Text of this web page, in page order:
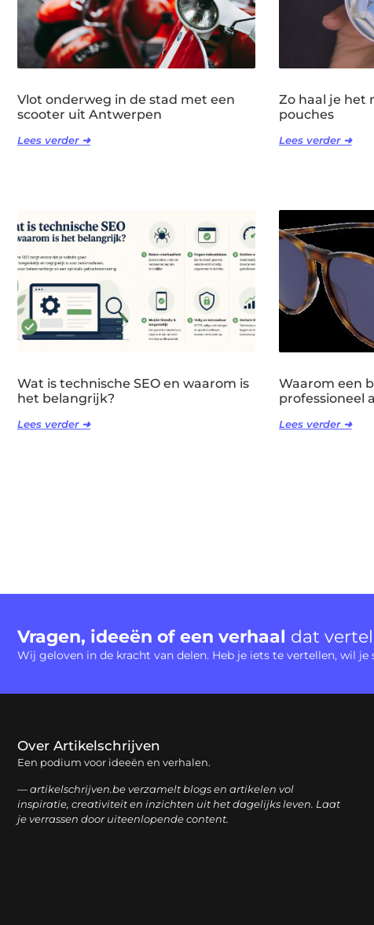
Vlot onderweg in de stad met een
scooter uit Antwerpen
Lees verder ➜
Zo haal je het
pouches
Lees verder ➜
Wat is technische SEO en waarom is
het belangrijk?
Lees verder ➜
Waarom een
professioneel
Lees verder ➜
Vragen, ideeën of een verhaal dat
Wij geloven in de kracht van delen. Heb je iets te vertellen, wil
Over Artikelschrijven
Een podium voor ideeën en verhalen.
— artikelschrijven.be verzamelt blogs en artikelen vol
inspiratie, creativiteit en inzichten uit het dagelijks leven. Laat
je verrassen door uiteenlopende content.